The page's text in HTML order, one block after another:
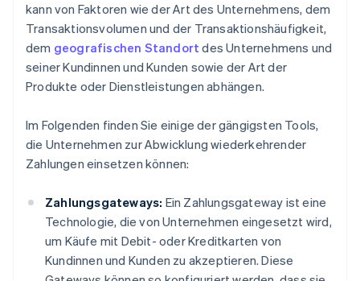
kann von Faktoren wie der Art des Unternehmens, dem
Transaktionsvolumen und der Transaktionshäufigkeit,
dem geografischen Standort des Unternehmens und
seiner Kundinnen und Kunden sowie der Art der
Produkte oder Dienstleistungen abhängen.
Im Folgenden finden Sie einige der gängigsten Tools,
die Unternehmen zur Abwicklung wiederkehrender
Zahlungen einsetzen können:
Zahlungsgateways: Ein Zahlungsgateway ist eine
Technologie, die von Unternehmen eingesetzt wird,
um Käufe mit Debit- oder Kreditkarten von
Kundinnen und Kunden zu akzeptieren. Diese